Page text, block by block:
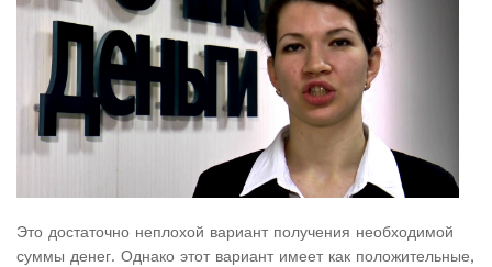
Это достаточно неплохой вариант получения необходимой
суммы денег. Однако этот вариант имеет как положительные,